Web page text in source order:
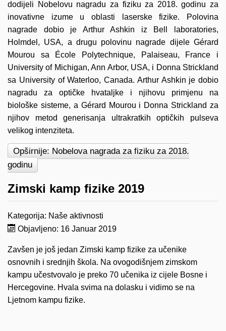
dodijeli Nobelovu nagradu za fiziku za 2018. godinu za
inovativne izume u oblasti laserske fizike. Polovina
nagrade dobio je Arthur Ashkin iz Bell laboratories,
Holmdel, USA, a drugu polovinu nagrade dijele Gérard
Mourou sa École Polytechnique, Palaiseau, France i
University of Michigan, Ann Arbor, USA, i Donna Strickland
sa University of Waterloo, Canada. Arthur Ashkin je dobio
nagradu za optičke hvataljke i njihovu primjenu na
biološke sisteme, a Gérard Mourou i Donna Strickland za
njihov metod generisanja ultrakratkih optičkih pulseva
velikog intenziteta.
Opširnije: Nobelova nagrada za fiziku za 2018.
godinu
Zimski kamp fizike 2019
Kategorija: Naše aktivnosti
Objavljeno: 16 Januar 2019
Zavšen je još jedan Zimski kamp fizike za učenike
osnovnih i srednjih škola. Na ovogodišnjem zimskom
kampu učestvovalo je preko 70 učenika iz cijele Bosne i
Hercegovine. Hvala svima na dolasku i vidimo se na
Ljetnom kampu fizike.